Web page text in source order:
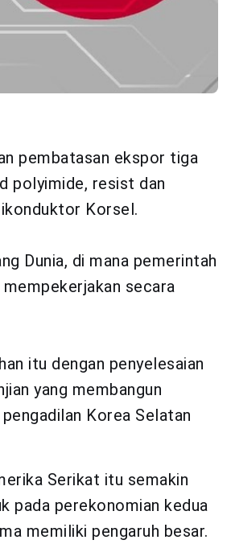
pembatasan ekspor tiga
polyimide, resist dan
Korsel.
Dunia, di mana pemerintah
secara
itu dengan penyelesaian
yang membangun
Korea Selatan
Serikat itu semakin
pada perekonomian kedua
memiliki pengaruh besar.